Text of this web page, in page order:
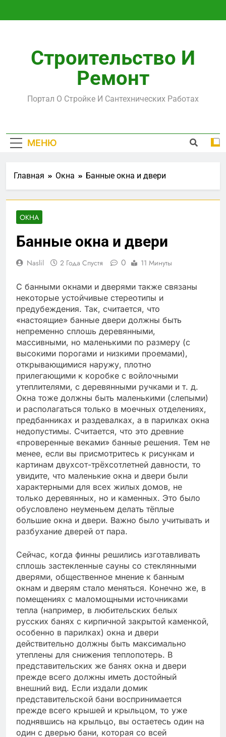
Строительство И
Ремонт
Портал О Стройке И Сантехнических Работах
МЕНЮ
Главная Окна Банные окна и двери
ОКНА
Банные окна и двери
Naslil 2 Года Спустя 0 11 Минуты
С банными окнами и дверями также связаны
некоторые устойчивые стереотипы и
предубеждения. Так, считается, что
«настоящие» банные двери должны быть
непременно сплошь деревянными,
массивными, но маленькими по размеру (с
высокими порогами и низкими проемами),
открывающимися наружу, плотно
прилегающими к коробке с войлочными
утеплителями, с деревянными ручками и т. д.
Окна тоже должны быть маленькими (слепыми)
и располагаться только в моечных отделениях,
предбанниках и раздевалках, а в парилках окна
недопустимы. Считается, что это древние
«проверенные веками» банные решения. Тем не
менее, если вы присмотритесь к рисункам и
картинам двухсот-трёхсотлетней давности, то
увидите, что маленькие окна и двери были
характерными для всех жилых домов, не
только деревянных, но и каменных. Это было
обусловлено неуменьем делать тёплые
большие окна и двери. Важно было учитывать и
разбухание дверей от пара.
Сейчас, когда финны решились изготавливать
сплошь застекленные сауны со стеклянными
дверями, общественное мнение к банным
окнам и дверям стало меняться. Конечно же, в
помещениях с маломощными источниками
тепла (например, в любительских белых
русских банях с кирпичной закрытой каменкой,
особенно в парилках) окна и двери
действительно должны быть максимально
утеплены для снижения теплопотерь. В
представительских же банях окна и двери
прежде всего должны иметь достойный
внешний вид. Если издали домик
представительской бани воспринимается
прежде всего крышей и крыльцом, то уже
поднявшись на крыльцо, вы остаетесь один на
один с дверью бани, которая со всей